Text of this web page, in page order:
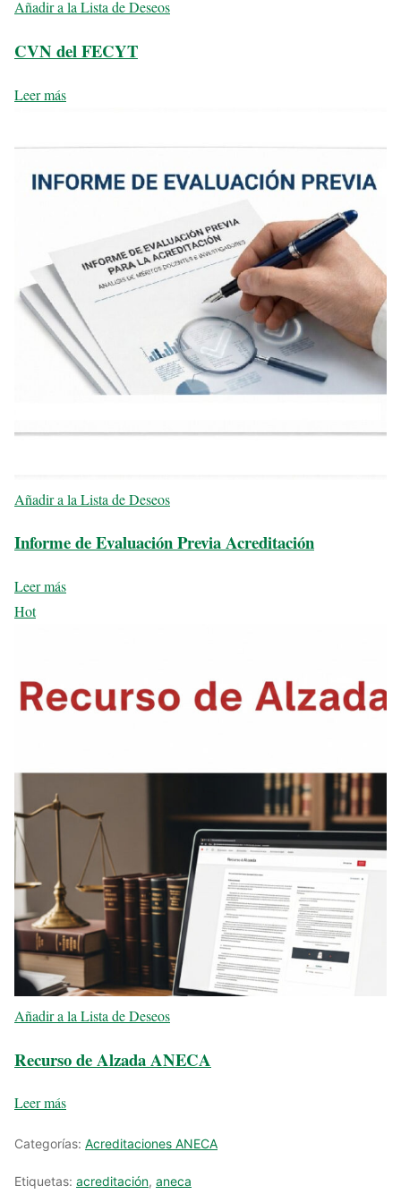
Añadir a la Lista de Deseos
CVN del FECYT
Leer más
Añadir a la Lista de Deseos
Informe de Evaluación Previa Acreditación
Leer más
Hot
Añadir a la Lista de Deseos
Recurso de Alzada ANECA
Leer más
Categorías: Acreditaciones ANECA
Etiquetas: acreditación, aneca